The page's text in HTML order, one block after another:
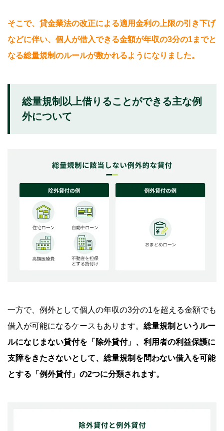
そこで、貸金業法の改正による適用金利の上限の引き下げ
などに伴い、個人が借入できる金額が年収の3分の1までと
なる総量規制のルールが敷かれるようになりました。
総量規制以上借りることができる主な例
外について
一方で、例外として個人の年収の3分の1を超える金額でも
借入が可能になるケースもあります。 総量規制というルー
ルになじまない貸付を「除外貸付」、利用者の利益保護に
支障をきたさないとして、総量規制を問わない借入を可能
とする「例外貸付」の2つに分類されます。